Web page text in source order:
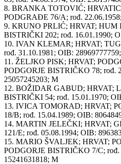
8. BRANKA TOTOVIĆ;
PODGRAĐE 76/A; rođ.
9. KRUNO PRLIĆ; HRVAT;
BISTRIČKI 202; rođ. 16.01.1990;
10. IVAN KLEMAR; HRVAT;
rođ. 31.10.1981; OIB:
11. ŽELJKO PISK; HRVAT;
PODGORJE BISTRIČKO 78; rođ.
25057245203; M
12. BOŽIDAR GABUD; HRVAT;
BISTRIČKI 54; rođ. 15.01.1970;
13. IVICA TOMORAD; HRVAT;
18/B; rođ. 15.04.1989; OIB:
14. MARTIN JELEČKI; HRVAT;
121/E; rođ. 05.08.1994; OIB:
15. MARIO ŠVALJEK; HRVAT;
PODGORJE BISTRIČKO 7/C; rođ.
15241631818; M